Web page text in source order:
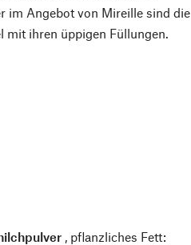
im Angebot von Mireille sind die
mit ihren üppigen Füllungen.
, pflanzliches Fett: